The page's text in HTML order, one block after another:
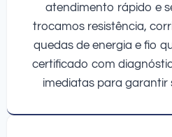
atendimento rápido e
trocamos resistência,
quedas de energia e fio
certificado com
imediatas para garantir